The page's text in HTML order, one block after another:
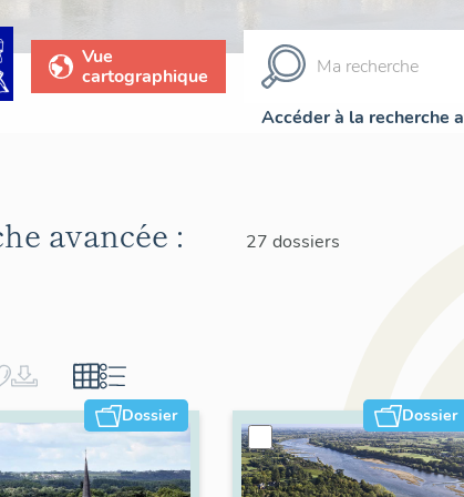
Vue
cartographique
Accéder à la recherche
avancée : 27 dossiers
Dossier Dossier